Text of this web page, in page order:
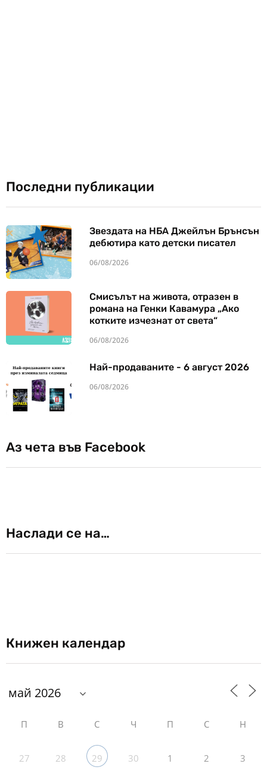
Последни публикации
Звездата на НБА Джейлън Брънсън
дебютира като детски писател
06/08/2026
Смисълът на живота, отразен в
романа на Генки Кавамура „Ако
котките изчезнат от света“
06/08/2026
Най-продаваните - 6 август 2026
06/08/2026
Аз чета във Facebook
Наслади се на…
Книжен календар
П В С Ч П С Н
27 28 29 30 1 2 3